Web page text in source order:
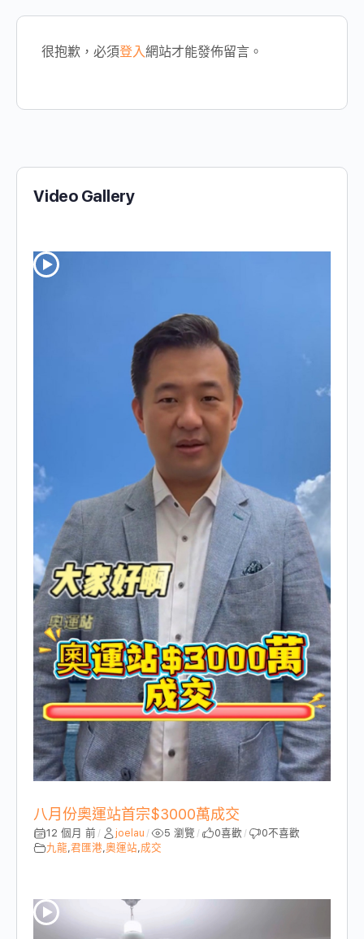
很抱歉，必須登入網站才能發佈留言。
Video Gallery
八月份奧運站首宗$3000萬成交
12 個月 前 / joelau / 5 瀏覽 / 0喜歡 / 0不喜歡
九龍 君匯港 奧運站 成交